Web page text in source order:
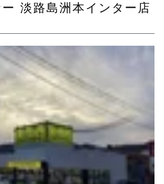
淡路島洲本インター店